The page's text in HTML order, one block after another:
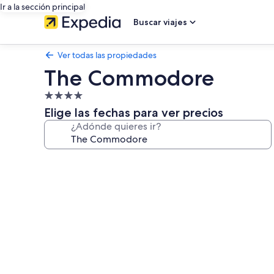
Ir a la sección principal
Buscar viajes
Ver todas las propiedades
The Commodore
Propiedad
de
4.0
estrellas
Elige las fechas para ver precios
¿Adónde quieres ir?